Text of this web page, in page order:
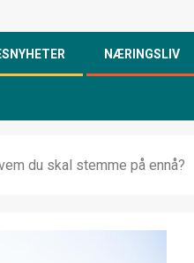
NÆRINGSLIV
du skal stemme på ennå?